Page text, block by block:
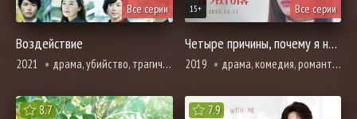
Все серии
Воздействие
2021 драма, убийство, трагическое прошлое, адаптация новел, триллер, про школу и школьников
Все серии
15+
Четыре причины, почему я ненавижу Рождество
2019 драма, комедия, романтика, про школу и школьников
8.7 7.9